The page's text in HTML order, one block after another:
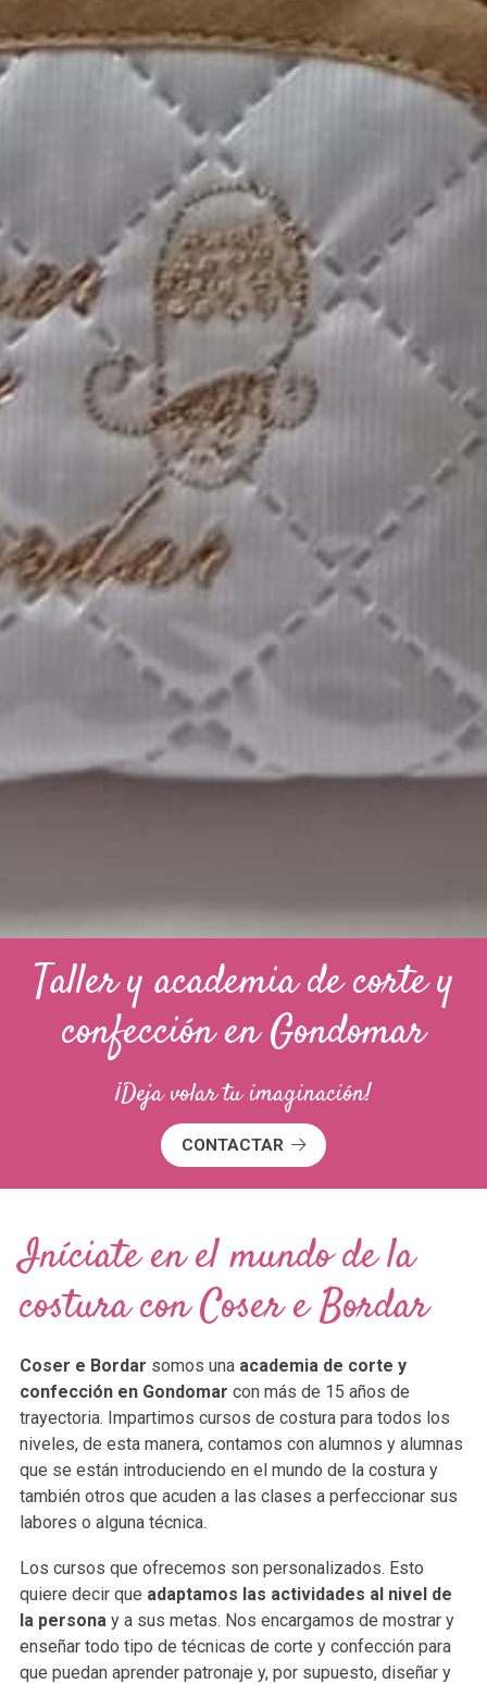
Taller y academia de corte y
confección en Gondomar
¡Deja volar tu imaginación!
CONTACTAR
Iníciate en el mundo de la
costura con Coser e Bordar
Coser e Bordar somos una academia de corte y
confección en Gondomar con más de 15 años de
trayectoria. Impartimos cursos de costura para todos los
niveles, de esta manera, contamos con alumnos y alumnas
que se están introduciendo en el mundo de la costura y
también otros que acuden a las clases a perfeccionar sus
labores o alguna técnica.
Los cursos que ofrecemos son personalizados. Esto
quiere decir que adaptamos las actividades al nivel de
la persona y a sus metas. Nos encargamos de mostrar y
enseñar todo tipo de técnicas de corte y confección para
que puedan aprender patronaje y, por supuesto, diseñar y